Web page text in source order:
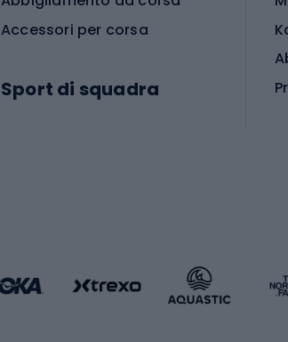
Accessori per corsa
Sport di squadra
Abbigliamento da basket